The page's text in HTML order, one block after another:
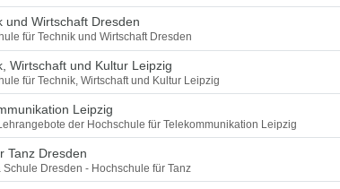
und Wirtschaft Dresden
für Technik und Wirtschaft Dresden
Wirtschaft und Kultur Leipzig
für Technik, Wirtschaft und Kultur Leipzig
Leipzig
der Hochschule für Telekommunikation Leipzig
Tanz Dresden
Schule Dresden - Hochschule für Tanz